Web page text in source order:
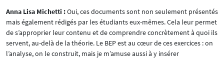
Anna Lisa Michetti :Oui, ces documents sont non seulement présentés
mais également rédigés par les étudiants eux-mêmes. Cela leur permet
de s’approprier leur contenu et de comprendre concrètement à quoi ils
servent, au-delà de la théorie. Le BEP est au cœur de ces exercices : on
l’analyse, on le construit, mais je m’amuse aussi à y insérer